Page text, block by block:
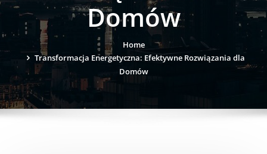
Domów
Home
Transformacja Energetyczna: Efektywne Rozwiązania dla
Domów